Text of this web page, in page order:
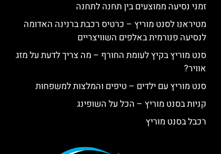
זמני נסיעה ממוצעים בין תחנה לתחנה
מטיראנו לסנט מוריץ – כרטיס רכבת ברנינה האדומה
לנסיעה פנורמית באלפים השוויצריים
סנט מוריץ בקיץ לעומת החורף – מה צריך לדעת על מזג
אוויר?
סנט מוריץ עם ילדים – טיפים והמלצות למשפחות
קניות בסנט מוריץ – הכל על השופינג
רכבל בסנט מוריץ